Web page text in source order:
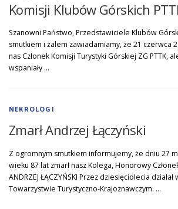
Komisji Klubów Górskich
Szanowni Państwo, Przedstawiciele Klubów
smutkiem i żalem zawiadamiamy, że 21 czerwca
nas Członek Komisji Turystyki Górskiej ZG PTTK,
wspaniały …
NEKROLOGI
Zmarł Andrzej Łączyński
Z ogromnym smutkiem informujemy, że dniu 27
wieku 87 lat zmarł nasz Kolega, Honorowy
ANDRZEJ ŁĄCZYŃSKI Przez dziesięciolecia działał
Towarzystwie Turystyczno-Krajoznawczym. …